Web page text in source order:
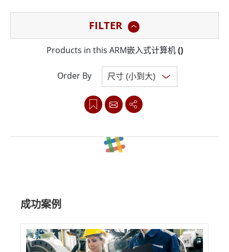
我们的ARM嵌入式计算机具有坚固耐用的设计和宽广的工
作温度范围，非常适合在制造设施、仓库和室外场所等恶
劣环境中使用，它具有多个I/O埠，包括HDMI、USB和以
太网路，可轻松连接到其他设备和系统。
无论您需要嵌入式计算机进行自动化、控制还是监控，融
扇设计确保安静运行，而其坚固的结构确保长期耐用性。
减少停机时间并提高生产力。请立即联系我们，详细了解
我们的ARM嵌入式计算机如何使您的企业受益。
FILTER
Products in this ARM嵌入式计算机()
Order By
成功案例